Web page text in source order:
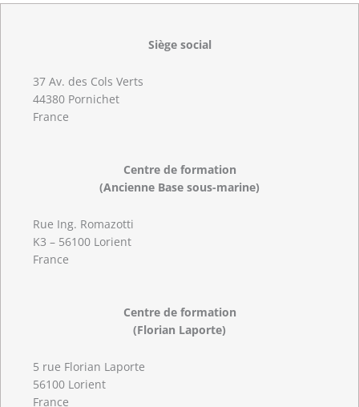
Siège social
37 Av. des Cols Verts
44380 Pornichet
France
Centre de formation
(Ancienne Base sous-marine)
Rue Ing. Romazotti
K3 – 56100 Lorient
France
Centre de formation
(Florian Laporte)
5 rue Florian Laporte
56100 Lorient
France